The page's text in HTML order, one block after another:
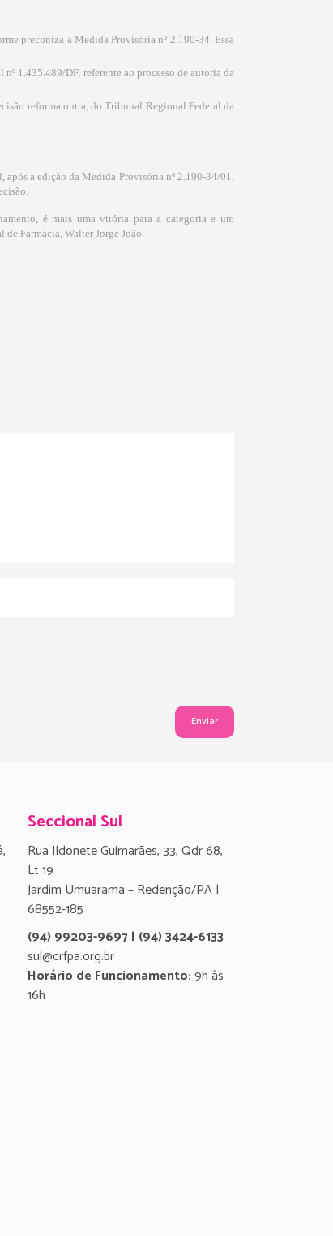
preconiza a Medida Provisória nº 2.190-34. Essa
1.435.489/DF, referente ao processo de autoria da
reforma outra, do Tribunal Regional Federal da
após a edição da Medida Provisória nº 2.190-34/01,
é mais uma vitória para a categoria e um
Farmácia, Walter Jorge João.
Seccional Sul
Rua Ildonete Guimarães, 33, Qdr 68,
Lt 19
Jardim Umuarama – Redenção/PA |
68552-185
(94) 99203-9697 | (94) 3424-6133
sul@crfpa.org.br
Horário de Funcionamento:9h às
16h